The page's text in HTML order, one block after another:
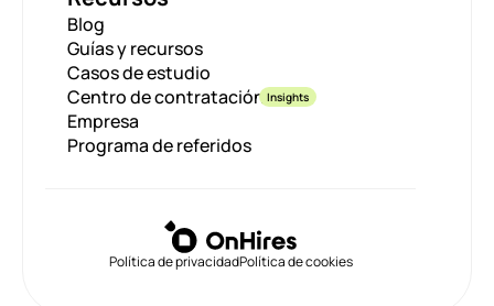
Blog
Guías y recursos
Casos de estudio
Centro de contrataciónInsights
Empresa
Programa de referidos
Política de privacidadPolítica de cookies